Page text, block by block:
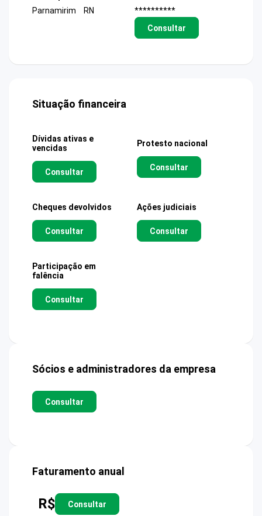
Parnamirim
RN
**********
Consultar
Situação financeira
Dívidas ativas e
vencidas
Consultar
Protesto nacional
Consultar
Cheques devolvidos
Consultar
Ações judiciais
Consultar
Participação em
falência
Consultar
Sócios e administradores da empresa
Consultar
Faturamento anual
R$ Consultar